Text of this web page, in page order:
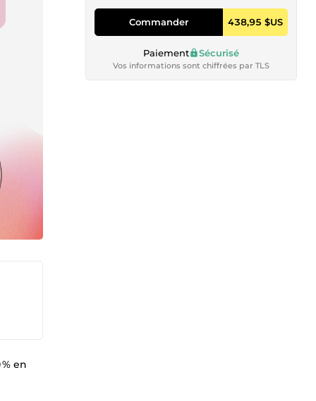
en
Commander 438,95 $US
Paiement Sécurisé
Vos informations sont chiffrées par TLS